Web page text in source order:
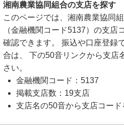
湘南農業協同組合の支店を探す
このページでは、湘南農業協同
（金融機関コード5137）の支店
確認できます。 振込や口座登録
合は、 下の50音リンクから支店
さい。
金融機関コード：5137
掲載支店数：19支店
支店名の50音から支店コー